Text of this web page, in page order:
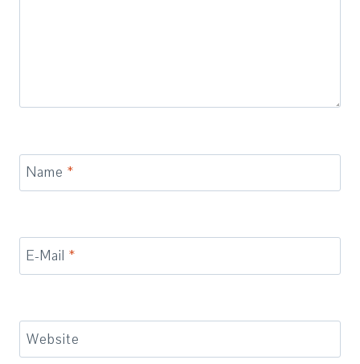
Name *
E-Mail *
Website